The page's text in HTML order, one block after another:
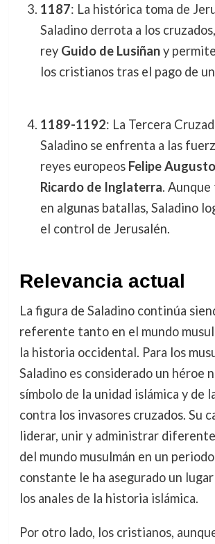
1187: La histórica toma de
Saladino derrota a los
rey Guido de Lusiñany
los cristianos tras el pago de
1189-1192: La Tercera
Saladino se enfrenta a las
reyes europeos Felipe
Ricardo de Inglaterra.
en algunas batallas, Saladino
el control de Jerusalén.
Relevancia actual
La figura de Saladino continúa
referente tanto en el mundo
la historia occidental. Para los
Saladino es considerado un héroe
símbolo de la unidad islámica y de
contra los invasores cruzados. Su
liderar, unir y administrar
del mundo musulmán en un
constante le ha asegurado un
los anales de la historia islámica.
Por otro lado, los cristianos,